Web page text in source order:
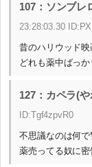
107：ソンブレ
23:28:03.30
昔のハリウッド
どれも薬中ばっか
127：カペラ(
ID:Tgf4zpvR0
不思議なのは何
薬売ってる奴に